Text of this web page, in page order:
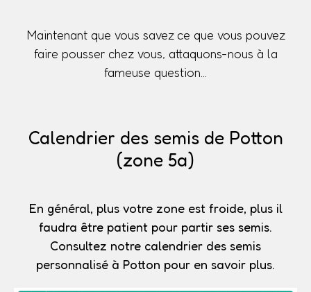
Maintenant que vous savez ce que vous pouvez
faire pousser chez vous, attaquons-nous à la
fameuse question...
Calendrier des semis de Potton
(zone 5a)
En général, plus votre zone est froide, plus il
faudra être patient pour partir ses semis.
Consultez notre calendrier des semis
personnalisé à Potton pour en savoir plus.